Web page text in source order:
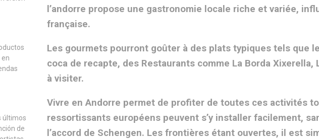
l’andorre propose une gastronomie locale riche et variée,
française.
Les gourmets pourront goûter à des plats typiques tels que
coca de recapte, des Restaurants comme La Borda Xixerella,
à visiter.
Vivre en Andorre permet de profiter de toutes ces activités
ressortissants européens peuvent s’y installer facilement,
l’accord de Schengen. Les frontières étant ouvertes, il est